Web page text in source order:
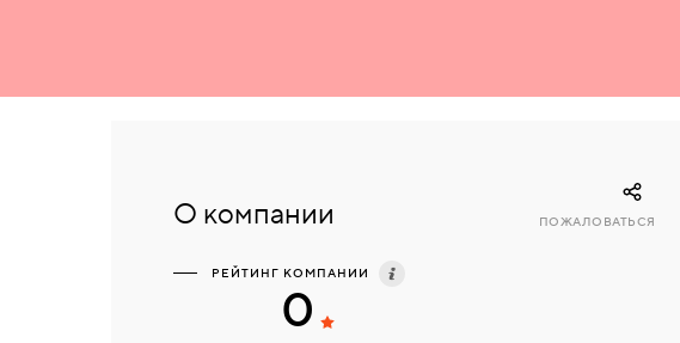
О компании ПОЖАЛОВАТЬСЯ
РЕЙТИНГ КОМПАНИИ
0